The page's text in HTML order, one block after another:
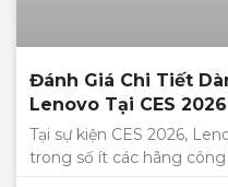
Đánh Giá Chi Tiết
Lenovo Tại CES
Tại sự kiện CES 2026,
trong số ít các hãng công